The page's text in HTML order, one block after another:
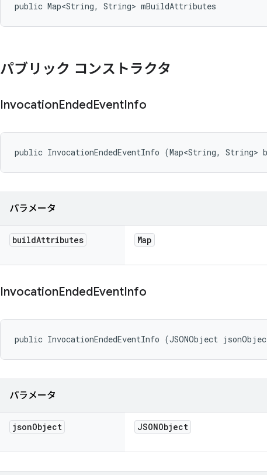
public Map<String, String> mBuildAttributes
パブリック コンストラクタ
InvocationEndedEventInfo
public InvocationEndedEventInfo (Map<String,
パラメータ
buildAttributes Map
InvocationEndedEventInfo
public InvocationEndedEventInfo (JSONObject
パラメータ
jsonObject JSONObject